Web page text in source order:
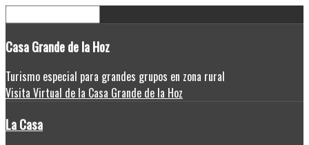
CasaGrande de la Hoz
Turismo especial para grandes grupos en zona rural
Visita Virtual de la Casa Grande de la Hoz
La Casa